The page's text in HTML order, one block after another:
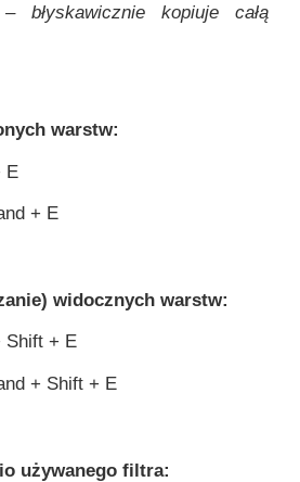
błyskawicznie kopiuje całą
warstw:
E
+ E
widocznych warstw:
Shift + E
+ Shift + E
używanego filtra: